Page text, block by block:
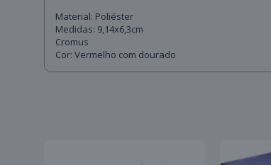
Material: Poliéster
Medidas: 9,14x6,3cm
Cromus
Cor: Vermelho com dourado